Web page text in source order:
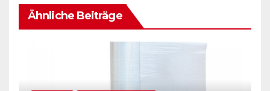
Ähnliche Beiträge